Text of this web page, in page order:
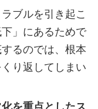
ブルを引き起こ
」にあるためで
るのでは、根本
り返してしまい